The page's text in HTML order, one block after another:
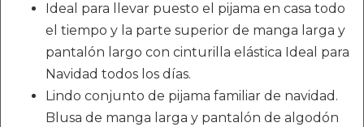
Ideal para llevar puesto el pijama en casa todo
el tiempo y la parte superior de manga larga y
pantalón largo con cinturilla elástica Ideal para
Navidad todos los días.
Lindo conjunto de pijama familiar de navidad.
Blusa de manga larga y pantalón de algodón